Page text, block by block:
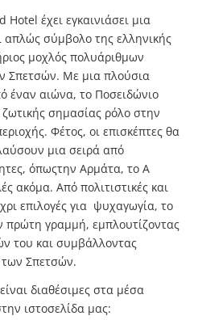
έχει εγκαινιάσει μια
απλώς σύμβολο της ελληνικής
μοχλός πολυάριθμων
Σπετσών. Με μια πλούσια
έναν αιώνα, το Ποσειδώνιο
ζωτικής σημασίας ρόλο στην
Φέτος, οι επισκέπτες θα
μια σειρά από
όπωςτην Αρμάτα, το A
ακόμα. Από πολιτιστικές και
επιλογές για ψυχαγωγία, το
πρώτη γραμμή, εμπλουτίζοντας
του και συμβάλλοντας
Σπετσών.
διαθέσιμες στα μέσα
ιστοσελίδα μας: